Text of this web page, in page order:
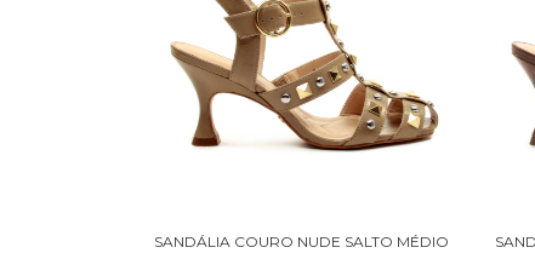
SANDÁLIA COURO NUDE SALTO MÉDIO